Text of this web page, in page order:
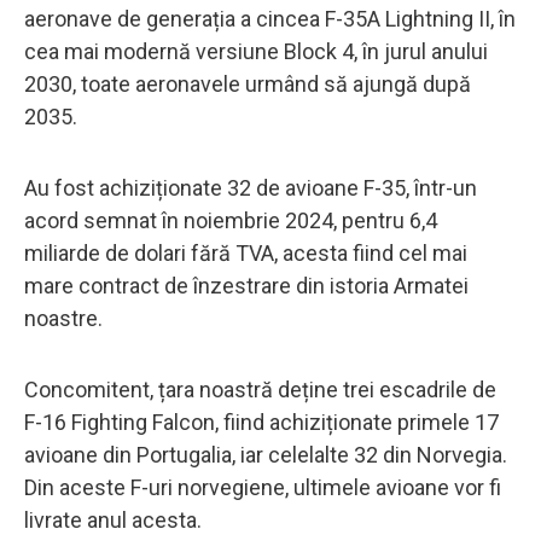
aeronave de generația a cincea F-35A Lightning II, în
cea mai modernă versiune Block 4, în jurul anului
2030, toate aeronavele urmând să ajungă după
2035.
Au fost achiziționate 32 de avioane F-35, într-un
acord semnat în noiembrie 2024, pentru 6,4
miliarde de dolari fără TVA, acesta fiind cel mai
mare contract de înzestrare din istoria Armatei
noastre.
Concomitent, țara noastră deține trei escadrile de
F-16 Fighting Falcon, fiind achiziționate primele 17
avioane din Portugalia, iar celelalte 32 din Norvegia.
Din aceste F-uri norvegiene, ultimele avioane vor fi
livrate anul acesta.